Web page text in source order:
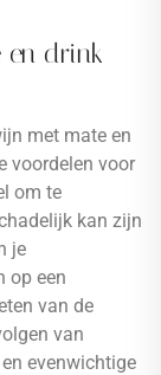
en drink
met mate en
voordelen voor
om te
kan zijn
je
op een
van de
van
evenwichtige